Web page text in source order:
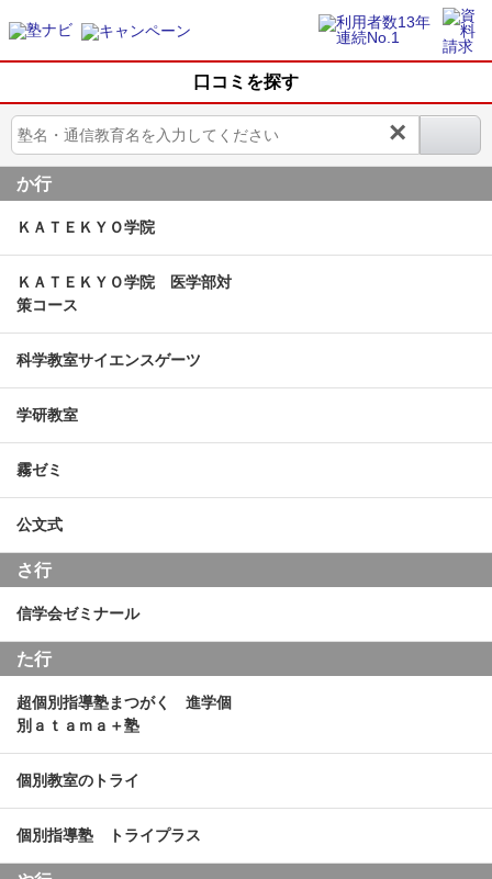
口コミを探す
×
か行
ＫＡＴＥＫＹＯ学院
ＫＡＴＥＫＹＯ学院 医学部対
策コース
科学教室サイエンスゲーツ
学研教室
霧ゼミ
公文式
さ行
信学会ゼミナール
た行
超個別指導塾まつがく 進学個
別ａｔａｍａ＋塾
個別教室のトライ
個別指導塾 トライプラス